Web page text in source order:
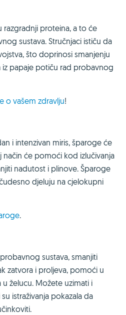
razgradnji proteina, a to će
sustava. Stručnjaci ističu da
što doprinosi smanjenju
iz papaje potiču rad probavnog
o vašem zdravlju!
i intenzivan miris, šparoge će
način će pomoći kod izlučivanja
nadutost i plinove. Šparoge
djeluju na cjelokupni
.
sustava, smanjiti
zatvora i proljeva, pomoći u
želucu. Možete uzimati i
istraživanja pokazala da